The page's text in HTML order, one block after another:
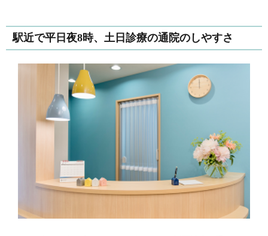
駅近で平日夜8時、土日診療の通院のしやすさ